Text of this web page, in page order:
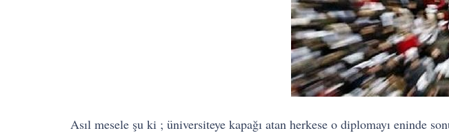
Asıl mesele şu ki ; üniversiteye kapağı atan herkese o diplomayı